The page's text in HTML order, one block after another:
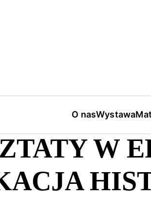
O nasWystawa
W